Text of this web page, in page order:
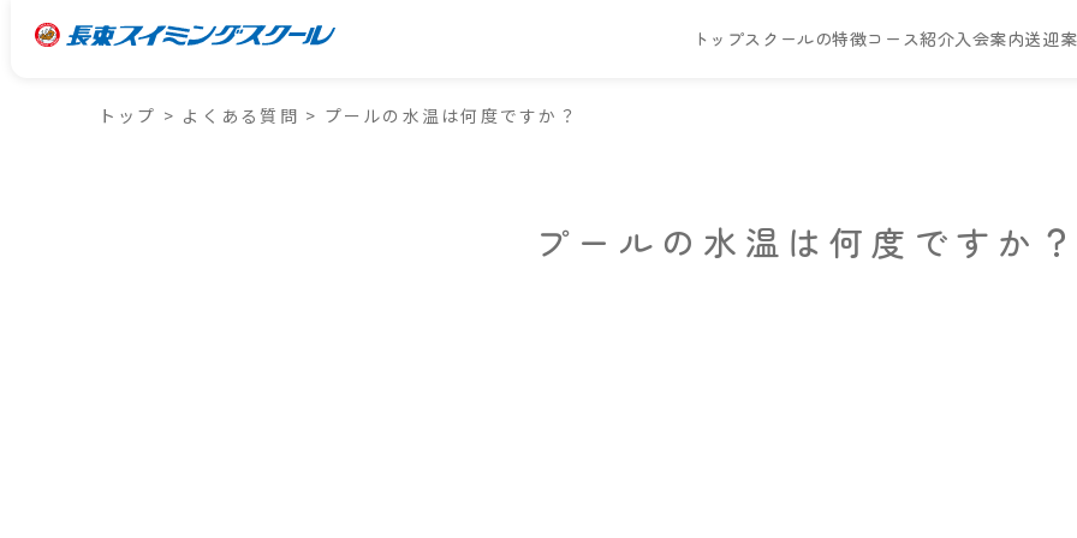
トップスクールの特徴コース紹介入会案内送迎
トップ > よくある質問 > プールの水温は何度ですか？
プールの水温は何度ですか